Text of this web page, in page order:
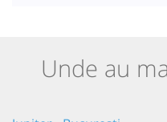
Unde au